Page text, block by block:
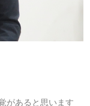
があると思います